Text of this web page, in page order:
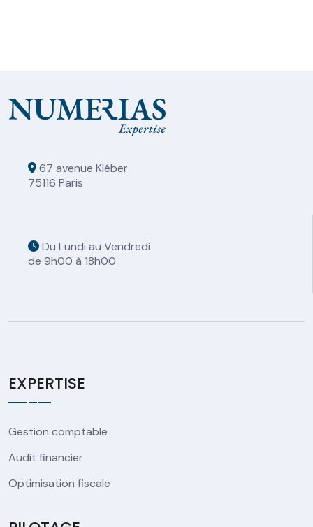
67 avenue Kléber
75116 Paris
Du Lundi au Vendredi
de 9h00 à 18h00
EXPERTISE
Gestion comptable
Audit financier
Optimisation fiscale